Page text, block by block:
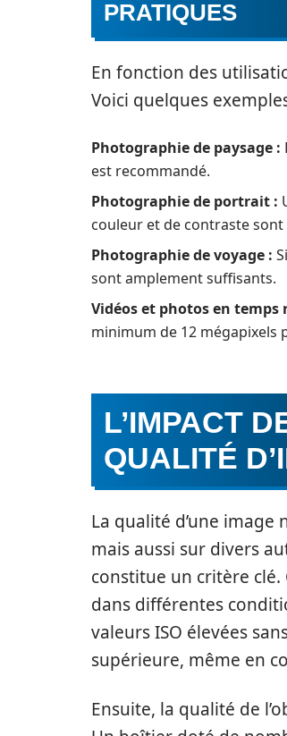
PRATIQUES
En fonction des
Voici quelques
Photographie de paysage :
est recommandé.
Photographie de portrait :
couleur et de contraste
Photographie de voyage :
sont amplement suffisants.
Vidéos et photos en temps
minimum de 12 mégapixels
L’IMPACT
QUALITÉ
La qualité d’une
mais aussi sur divers
constitue un critère
dans différentes
valeurs ISO élevées
supérieure, même en
Ensuite, la qualité de